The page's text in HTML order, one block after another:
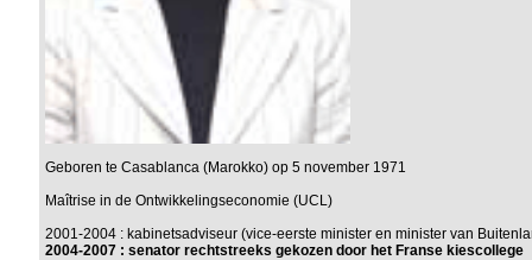
Geboren te Casablanca (Marokko) op 5 november 1971
Maîtrise in de Ontwikkelingseconomie (UCL)
2001-2004 : kabinetsadviseur (vice-eerste minister en minister van
2004-2007 : senator rechtstreeks gekozen door het Franse kiescollege